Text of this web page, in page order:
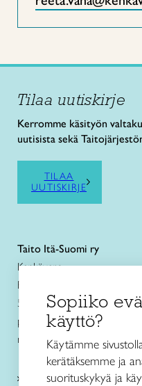
Tilaa uutiskirje
Kerromme käsityön
uutisista sekä
TILAA
UUTISKIRJE
Taito Itä-Suomi ry
Kenkävero
Pursialankatu 6
50100 Mikkeli
puh. 0440 162 230
myymala@kenkavero.fi
Taito-käsityökurssit
Sopiiko
käyttö?
Käytämme
kerätäksemme ja
suorituskykyä ja